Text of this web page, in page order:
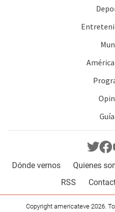
Dónde vernos Quienes
RSS
Copyright americateve 2026.